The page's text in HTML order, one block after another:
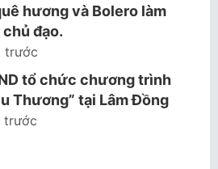
hương và Bolero làm
đạo.
trước
tổ chức chương trình
Thương” tại Lâm Đồng
trước